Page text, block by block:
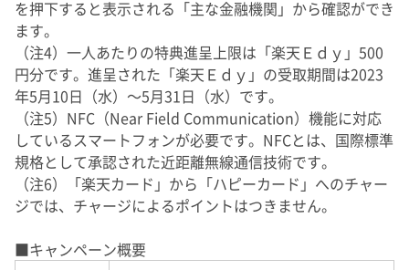
を押下すると表示される「主な金融機関」から確認ができ
ます。
（注4）一人あたりの特典進呈上限は「楽天Ｅｄｙ」500
円分です。進呈された「楽天Ｅｄｙ」の受取期間は2023
年5月10日（水）～5月31日（水）です。
（注5）NFC（Near Field Communication）機能に対応
しているスマートフォンが必要です。NFCとは、国際標準
規格として承認された近距離無線通信技術です。
（注6）「楽天カード」から「ハピーカード」へのチャー
ジでは、チャージによるポイントはつきません。
■キャンペーン概要